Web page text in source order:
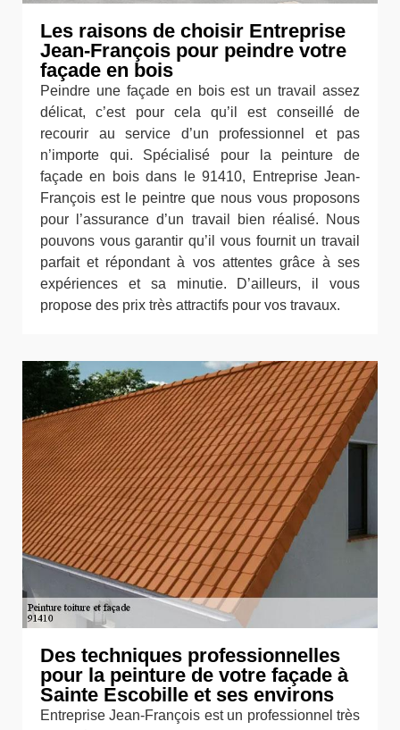
Les raisons de choisir Entreprise
Jean-François pour peindre votre
façade en bois
Peindre une façade en bois est un travail assez
délicat, c’est pour cela qu’il est conseillé de
recourir au service d’un professionnel et pas
n’importe qui. Spécialisé pour la peinture de
façade en bois dans le 91410, Entreprise Jean-
François est le peintre que nous vous proposons
pour l’assurance d’un travail bien réalisé. Nous
pouvons vous garantir qu’il vous fournit un travail
parfait et répondant à vos attentes grâce à ses
expériences et sa minutie. D’ailleurs, il vous
propose des prix très attractifs pour vos travaux.
Des techniques professionnelles
pour la peinture de votre façade à
Sainte Escobille et ses environs
Entreprise Jean-François est un professionnel très